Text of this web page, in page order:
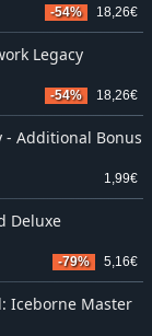
-54% 18,26€
Legacy
-54% 18,26€
- Additional Bonus
1,99€
Deluxe
-79% 5,16€
Iceborne Master